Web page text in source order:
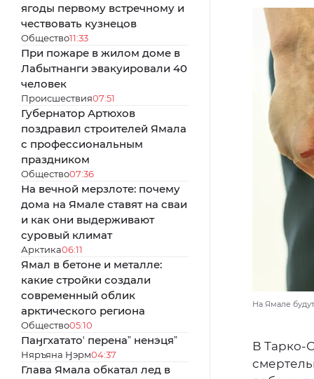
ягоды первому встречному и
чествовать кузнецов
Общество11:33
При пожаре в жилом доме в
Лабытнанги эвакуировали 40
человек
Происшествия07:51
Губернатор Артюхов
поздравил строителей Ямала
с профессиональным
праздником
Общество07:36
На вечной мерзлоте: почему
дома на Ямале ставят на сваи
и как они выдерживают
суровый климат
Арктика06:11
Ямал в бетоне и металле:
какие стройки создали
современный облик
арктического региона
Общество05:10
Паӈгхататоʼ перенаˮ ненэцяˮ
Няръяна Ӈэрм04:37
Глава Ямала обкатал лед в
На Ямале
В Тарко-